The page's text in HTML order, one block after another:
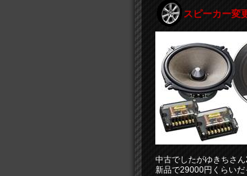
スピーカー変
中古でしたがゆきちさん
新品で29000円くらい